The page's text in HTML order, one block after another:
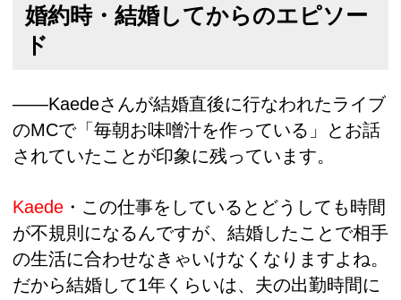
婚約時・結婚してからのエピソー
ド
――Kaedeさんが結婚直後に行なわれたライブ
のMCで「毎朝お味噌汁を作っている」とお話
されていたことが印象に残っています。
Kaede ・この仕事をしているとどうしても時間
が不規則になるんですが、結婚したことで相手
の生活に合わせなきゃいけなくなりますよね。
だから結婚して1年くらいは、夫の出勤時間に